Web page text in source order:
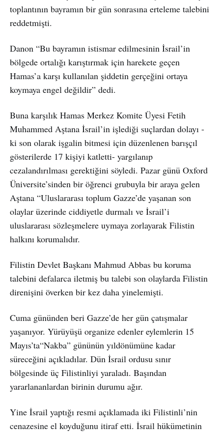
toplantının bayramın bir gün sonrasına erteleme talebini
reddetmişti.
Danon “Bu bayramın istismar edilmesinin İsrail’in
bölgede ortalığı karıştırmak için harekete geçen
Hamas’a karşı kullanılan şiddetin gerçeğini ortaya
koymaya engel değildir” dedi.
Buna karşılık Hamas Merkez Komite Üyesi Fetih
Muhammed Aştana İsrail’in işlediği suçlardan dolayı -
ki son olarak işgalin bitmesi için düzenlenen barışçıl
gösterilerde 17 kişiyi katletti- yargılanıp
cezalandırılması gerektiğini söyledi. Pazar günü Oxford
Üniversite’sinden bir öğrenci grubuyla bir araya gelen
Aştana “Uluslararası toplum Gazze’de yaşanan son
olaylar üzerinde ciddiyetle durmalı ve İsrail’i
uluslararası sözleşmelere uymaya zorlayarak Filistin
halkını korumalıdır.
Filistin Devlet Başkanı Mahmud Abbas bu koruma
talebini defalarca iletmiş bu talebi son olaylarda Filistin
direnişini överken bir kez daha yinelemişti.
Cuma gününden beri Gazze’de her gün çatışmalar
yaşanıyor. Yürüyüşü organize edenler eylemlerin 15
Mayıs’ta“Nakba” gününün yıldönümüne kadar
süreceğini açıkladılar. Dün İsrail ordusu sınır
bölgesinde üç Filistinliyi yaraladı. Başından
yararlananlardan birinin durumu ağır.
Yine İsrail yaptığı resmi açıklamada iki Filistinli’nin
cenazesine el koyduğunu itiraf etti. İsrail hükümetinin